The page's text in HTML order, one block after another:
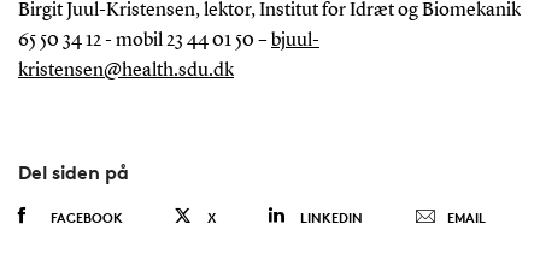
Birgit Juul-Kristensen, lektor, Institut for Idræt og Biomekanik
65 50 34 12 - mobil 23 44 01 50 – bjuul-
kristensen@health.sdu.dk
Del siden på
FACEBOOK X LINKEDIN EMAIL